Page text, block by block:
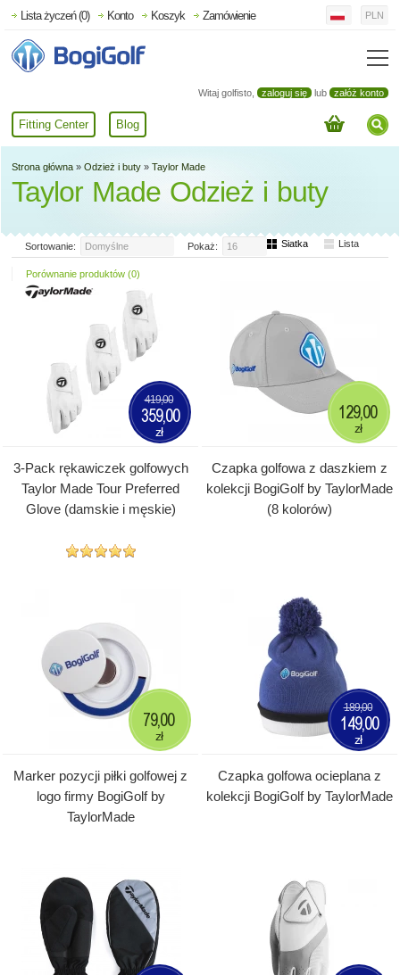
Witaj golfisto, zaloguj się lub załóż konto
Fitting Center Blog
Lista życzeń (0) Konto Koszyk Zamówienie PLN
Strona główna » Odzież i buty » Taylor Made
Taylor Made Odzież i buty
Sortowanie: Domyślne Pokaż: 16 Siatka Lista
Porównanie produktów (0)
3-Pack rękawiczek golfowych
Taylor Made Tour Preferred
Glove (damskie i męskie)
419,00
359,00
zł
Czapka golfowa z daszkiem z
kolekcji BogiGolf by TaylorMade
(8 kolorów)
129,00
zł
Marker pozycji piłki golfowej z
logo firmy BogiGolf by
TaylorMade
79,00
zł
Czapka golfowa ocieplana z
kolekcji BogiGolf by TaylorMade
189,00
149,00
zł